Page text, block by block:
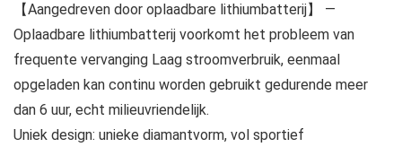
【Aangedreven door oplaadbare lithiumbatterij】 —
Oplaadbare lithiumbatterij voorkomt het probleem van
frequente vervanging Laag stroomverbruik, eenmaal
opgeladen kan continu worden gebruikt gedurende meer
dan 6 uur, echt milieuvriendelijk.
Uniek design: unieke diamantvorm, vol sportief